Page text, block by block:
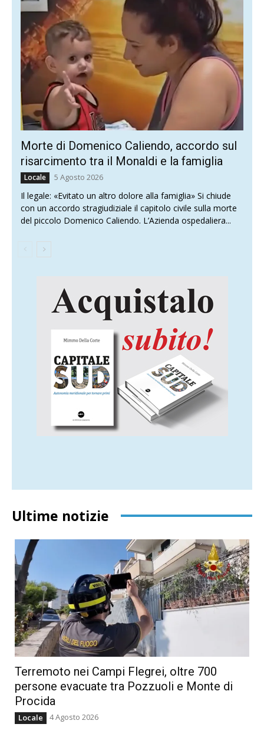
Morte di Domenico Caliendo, accordo sul
risarcimento tra il Monaldi e la famiglia
Locale 5 Agosto 2026
Il legale: «Evitato un altro dolore alla famiglia» Si chiude
con un accordo stragiudiziale il capitolo civile sulla morte
del piccolo Domenico Caliendo. L’Azienda ospedaliera...
Ultime notizie
Terremoto nei Campi Flegrei, oltre 700
persone evacuate tra Pozzuoli e Monte di
Procida
Locale 4 Agosto 2026